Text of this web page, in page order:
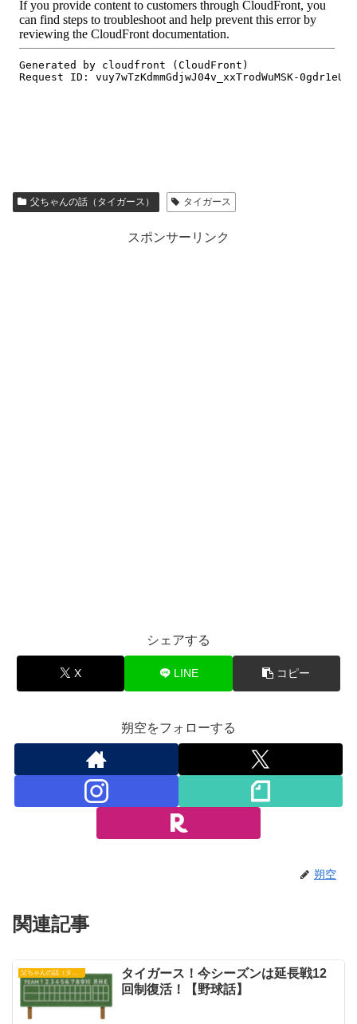
父ちゃんの話（タイガース） タイガース
スポンサーリンク
シェアする
X LINE コピー
朔空をフォローする
朔空
関連記事
父ちゃんの話（タイガース）
タイガース！今シーズンは延長戦12
回制復活！【野球話】